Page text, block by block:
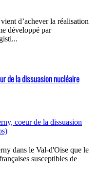
d’achever la réalisation
développé par
de la dissuasion nucléaire
dans le Val-d'Oise que le
susceptibles de